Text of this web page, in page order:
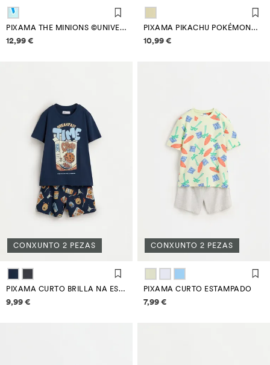
PIXAMA THE MINIONS ©UNIVERSAL CURTO
Información de prezos
12,99 €
PIXAMA PIKACHU POKÉMON™ TIRANTES
Información de prezos
10,99 €
CONXUNTO 2 PEZAS
PIXAMA CURTO BRILLA NA ESCURIDADE
Información de prezos
9,99 €
CONXUNTO 2 PEZAS
PIXAMA CURTO ESTAMPADO
Información de prezos
7,99 €